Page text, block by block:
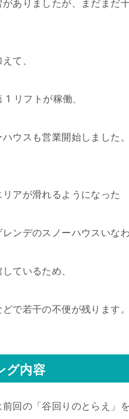
ありましたが、まだまだ
て、
リフトが稼働、
ウスも営業開始しました。
アが滑れるようになった
ンデのスノーハウスいな
ているため、
で若干の不便が残ります。
グ内容
回の「谷回りのとらえ」を